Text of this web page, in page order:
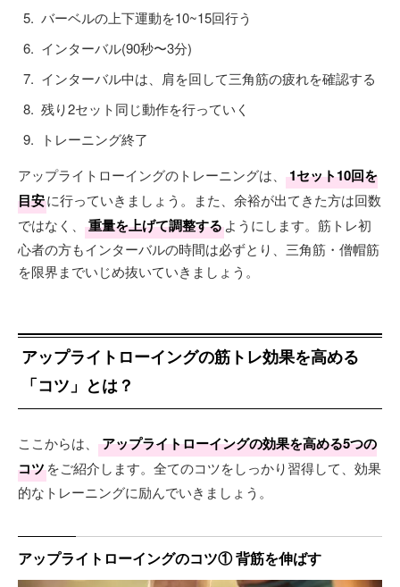
バーベルの上下運動を10~15回行う
インターバル(90秒〜3分)
インターバル中は、肩を回して三角筋の疲れを確認する
残り2セット同じ動作を行っていく
トレーニング終了
アップライトローイングのトレーニングは、
1セット10回を
目安に行っていきましょう。また、余裕が出てきた方は回数
ではなく、
重量を上げて調整するようにします。筋トレ初
心者の方もインターバルの時間は必ずとり、三角筋・僧帽筋
を限界までいじめ抜いていきましょう。
アップライトローイングの筋トレ効果を高める
「コツ」とは？
ここからは、
アップライトローイングの効果を高める5つの
コツをご紹介します。全てのコツをしっかり習得して、効果
的なトレーニングに励んでいきましょう。
アップライトローイングのコツ① 背筋を伸ばす